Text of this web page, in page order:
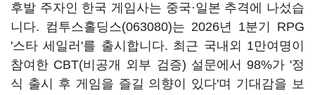
후발 주자인 한국 게임사는 중국·일본 추격에 나섰습
니다. 컴투스홀딩스(063080)는 2026년 1분기 RPG
'스타 세일러'를 출시합니다. 최근 국내외 1만여명이
참여한 CBT(비공개 외부 검증) 설문에서 98%가 '정
식 출시 후 게임을 즐길 의향이 있다'며 기대감을 보